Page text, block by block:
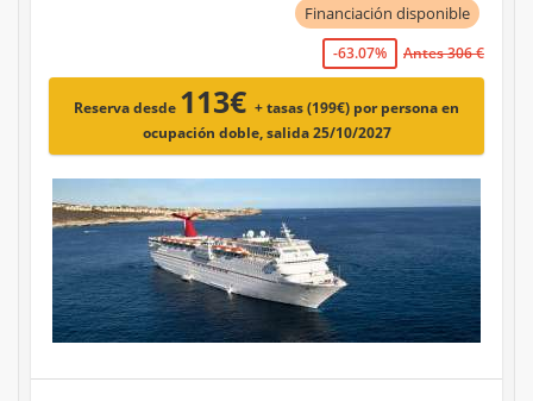
Financiación disponible
-63.07% Antes 306 €
Reserva desde 113€ + tasas (199€) por persona en
ocupación doble, salida 25/10/2027